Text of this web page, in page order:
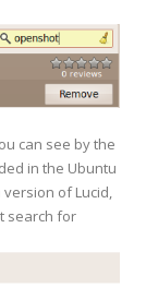
can see by the
in the Ubuntu
version of Lucid,
search for